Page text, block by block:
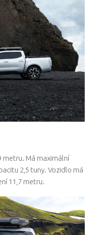
metru. Má maximální
2,5 tuny. Vozidlo má
11,7 metru.